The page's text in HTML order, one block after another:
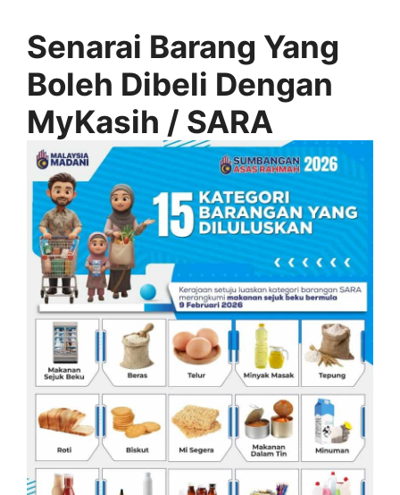
Senarai Barang Yang
Boleh Dibeli Dengan
MyKasih / SARA